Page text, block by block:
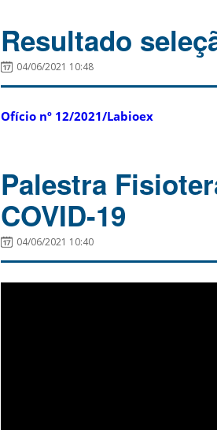
Resultado
04/06/2021 10:48
Ofício nº 12/2021/Labioex
Palestra
COVID-19
04/06/2021 10:40